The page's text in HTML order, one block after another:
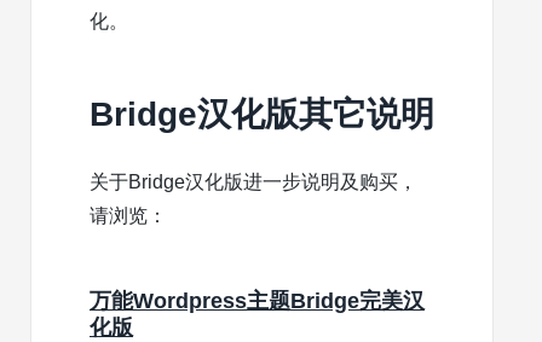
化。
Bridge汉化版其它说明
关于Bridge汉化版进一步说明及购买，
请浏览：
万能Wordpress主题Bridge完美汉
化版